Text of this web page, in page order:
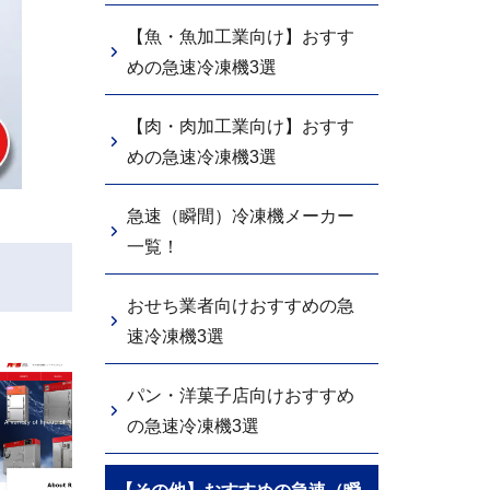
【魚・魚加工業向け】おすす
めの急速冷凍機3選
【肉・肉加工業向け】おすす
めの急速冷凍機3選
急速（瞬間）冷凍機メーカー
一覧！
おせち業者向けおすすめの急
速冷凍機3選
パン・洋菓子店向けおすすめ
の急速冷凍機3選